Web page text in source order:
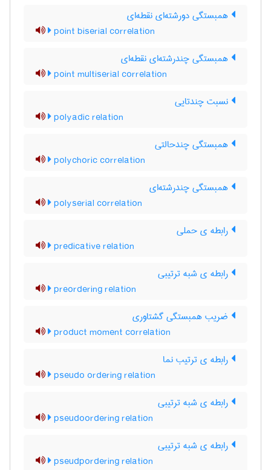
همبستگی دورشته‌ای نقطه‌ای
point biserial correlation
همبستگی چندرشته‌ای نقطه‌ای
point multiserial correlation
نسبت چندتایی
polyadic relation
همبستگی چندحالتی
polychoric correlation
همبستگی چندرشته‌ای
polyserial correlation
رابطه ی حملی
predicative relation
رابطه ی شبه ترتیبی
preordering relation
ضریب همبستگی گشتاوری
product moment correlation
رابطه ی ترتیب نما
pseudo ordering relation
رابطه ی شبه ترتیبی
pseudoordering relation
رابطه ی شبه ترتیبی
pseudpordering relation